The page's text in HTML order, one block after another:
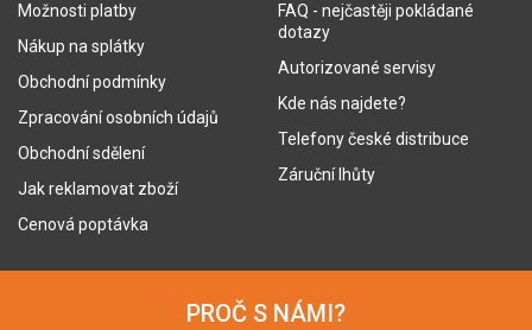
Možnosti platby
Nákup na splátky
Obchodní podmínky
Zpracování osobních údajů
Obchodní sdělení
Jak reklamovat zboží
Cenová poptávka
FAQ - nejčastěji pokládané
dotazy
Autorizované servisy
Kde nás najdete?
Telefony české distribuce
Záruční lhůty
PROČ S NÁMI?